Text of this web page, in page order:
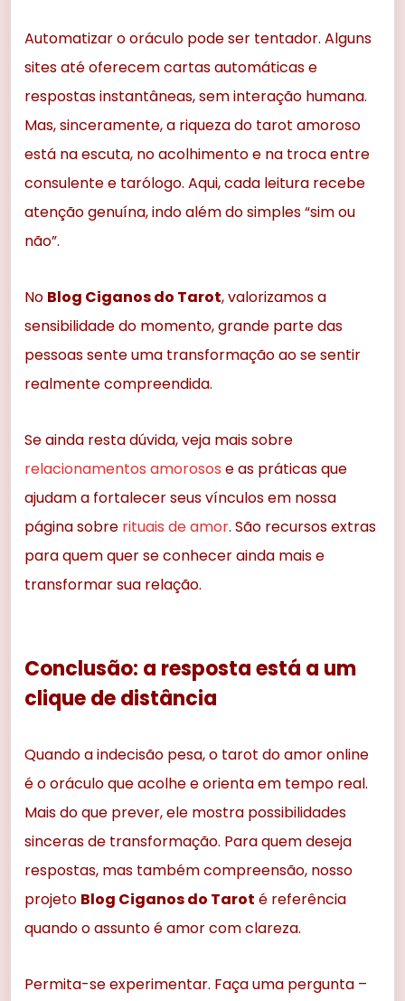
Automatizar o oráculo pode ser tentador. Alguns
sites até oferecem cartas automáticas e
respostas instantâneas, sem interação humana.
Mas, sinceramente, a riqueza do tarot amoroso
está na escuta, no acolhimento e na troca entre
consulente e tarólogo. Aqui, cada leitura recebe
atenção genuína, indo além do simples “sim ou
não”.
No Blog Ciganos do Tarot, valorizamos a
sensibilidade do momento, grande parte das
pessoas sente uma transformação ao se sentir
realmente compreendida.
Se ainda resta dúvida, veja mais sobre
relacionamentos amorosos e as práticas que
ajudam a fortalecer seus vínculos em nossa
página sobre rituais de amor. São recursos extras
para quem quer se conhecer ainda mais e
transformar sua relação.
Conclusão: a resposta está a um
clique de distância
Quando a indecisão pesa, o tarot do amor online
é o oráculo que acolhe e orienta em tempo real.
Mais do que prever, ele mostra possibilidades
sinceras de transformação. Para quem deseja
respostas, mas também compreensão, nosso
projeto Blog Ciganos do Tarot é referência
quando o assunto é amor com clareza.
Permita-se experimentar. Faça uma pergunta –